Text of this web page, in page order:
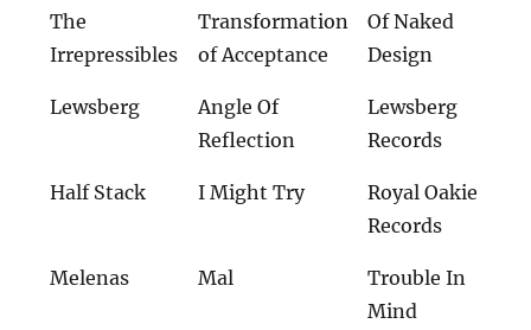
The
Irrepressibles
Transformation
of Acceptance
Of Naked
Design
Lewsberg
Angle Of
Reflection
Lewsberg
Records
Half Stack I Might Try
Royal Oakie
Records
Melenas Mal
Trouble In
Mind